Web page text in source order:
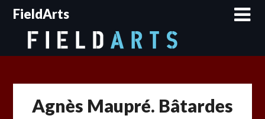
SkipFieldArts
Agnès Maupré. Bâtardes